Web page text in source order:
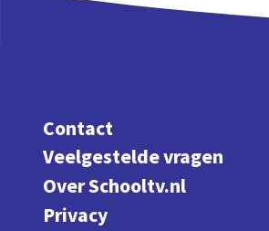
Contact
Veelgestelde vragen
Over Schooltv.nl
Privacy